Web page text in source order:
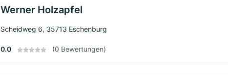
Werner Holzapfel
Scheidweg 6, 35713 Eschenburg
0.0 (0 Bewertungen)